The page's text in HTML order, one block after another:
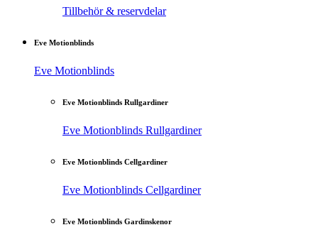
Tillbehör & reservdelar
Eve Motionblinds
Eve Motionblinds
Eve Motionblinds Rullgardiner
Eve Motionblinds Rullgardiner
Eve Motionblinds Cellgardiner
Eve Motionblinds Cellgardiner
Eve Motionblinds Gardinskenor